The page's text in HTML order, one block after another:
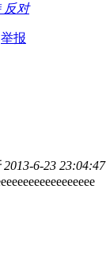
反对
举报
6-23 23:04:47